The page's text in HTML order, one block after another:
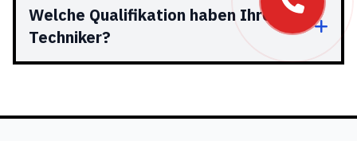
Welche Qualifikation haben Ihre
Techniker?